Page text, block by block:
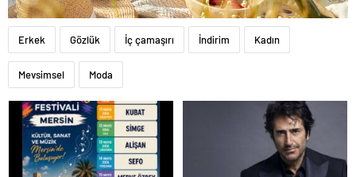
Erkek Gözlük İç çamaşırı İndirim Kadın
Mevsimsel Moda